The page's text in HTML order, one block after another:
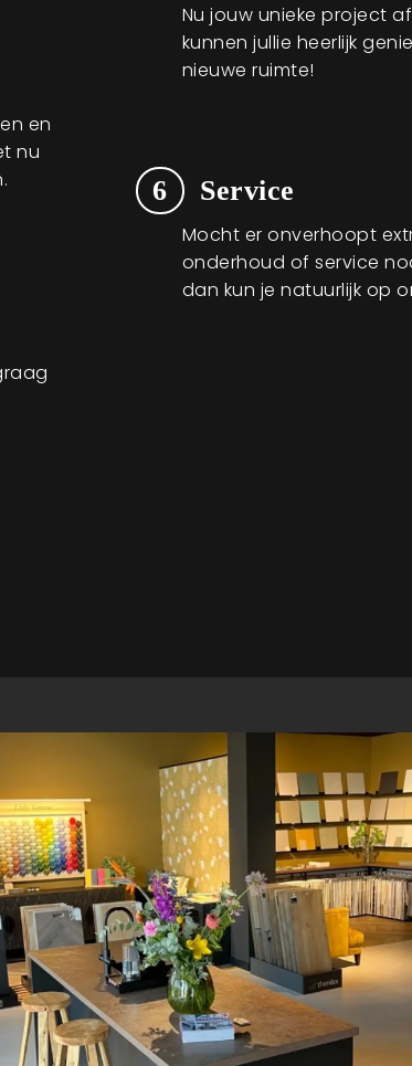
en
nu
Nu jouw unieke project
kunnen jullie heerlijk
nieuwe ruimte!
6 Service
Mocht er onverhoopt
onderhoud of service
dan kun je natuurlijk op